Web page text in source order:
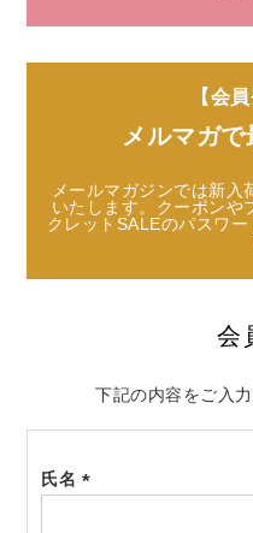
【会
メルマガ
メールマガジンでは新
いたします。 クーポンや
クレットSALEのパスワー
会
下記の内容をご入
氏名